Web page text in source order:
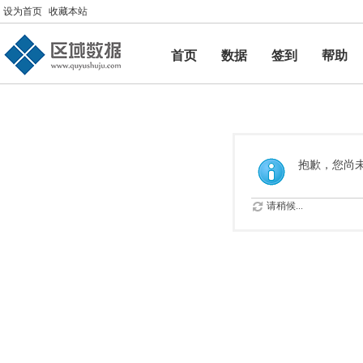
设为首页 收藏本站
首页 数据 签到
帮助
帮助
抱歉，您尚
请稍候...